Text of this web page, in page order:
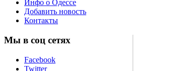
Инфо о Одессе
Добавить новость
Контакты
Мы в соц сетях
Facebook
Twitter